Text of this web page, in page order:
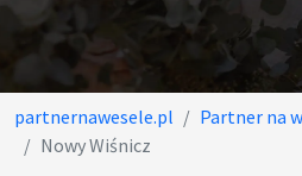
partnernawesele.pl Partner na
Nowy Wiśnicz